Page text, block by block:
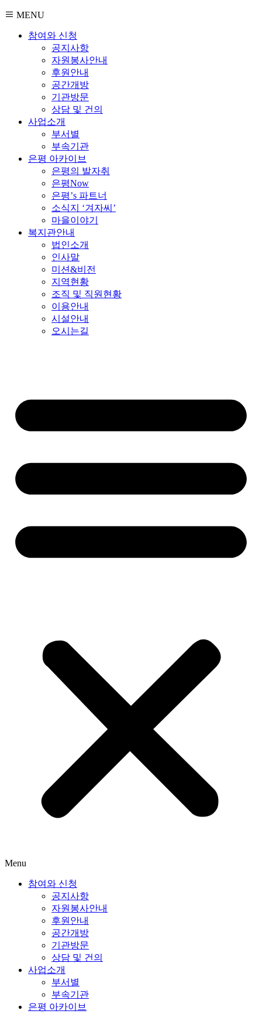
MENU
참여와 신청
공지사항
자원봉사안내
후원안내
공간개방
기관방문
상담 및 건의
사업소개
부서별
부속기관
은평 아카이브
은평의 발자취
은평Now
은평’s 파트너
소식지 ‘겨자씨’
마을이야기
복지관안내
법인소개
인사말
미션&비전
지역현황
조직 및 직원현황
이용안내
시설안내
오시는길
Menu
참여와 신청
공지사항
자원봉사안내
후원안내
공간개방
기관방문
상담 및 건의
사업소개
부서별
부속기관
은평 아카이브